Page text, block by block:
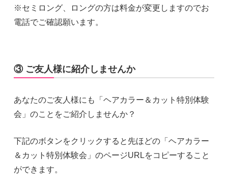
※セミロング、ロングの方は料金が変更しますのでお
電話でご確認願います。
③ ご友人様に紹介しませんか
あなたのご友人様にも「ヘアカラー＆カット特別体験
会」のことをご紹介しませんか？
下記のボタンをクリックすると先ほどの「ヘアカラー
＆カット特別体験会」のページURLをコピーすること
ができます。